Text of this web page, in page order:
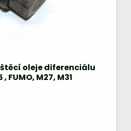
oleje diferenciálu
, FUMO, M27, M31